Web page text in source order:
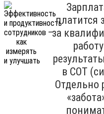
платится
за
в СОТ
Отдельно